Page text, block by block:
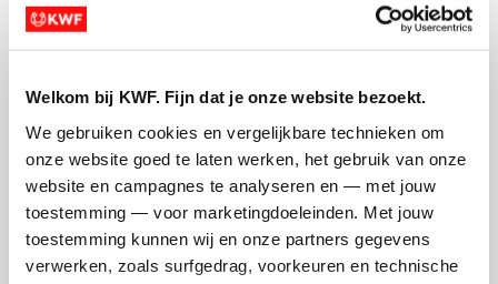
Welkom bij KWF. Fijn dat je onze website bezoekt.
We gebruiken cookies en vergelijkbare technieken om
onze website goed te laten werken, het gebruik van onze
website en campagnes te analyseren en — met jouw
toestemming — voor marketingdoeleinden. Met jouw
toestemming kunnen wij en onze partners gegevens
verwerken, zoals surfgedrag, voorkeuren en technische